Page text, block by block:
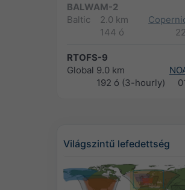
BALWAM-2
Baltic
2.0 km
144 ó
RTOFS-9
Global 9.0 km
192 ó (3-hourly)
Világszintű lefedettség